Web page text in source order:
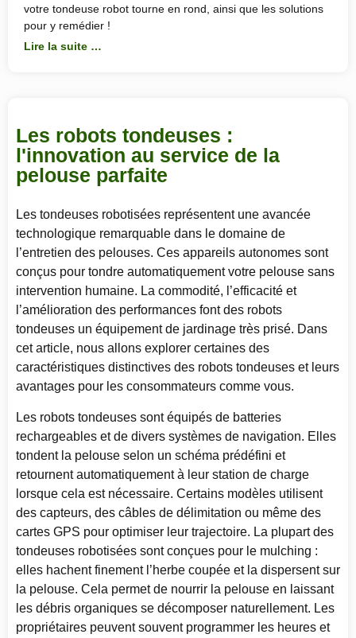
votre tondeuse robot tourne en rond, ainsi que les solutions
pour y remédier !
Lire la suite …
Les robots tondeuses :
l'innovation au service de la
pelouse parfaite
Les tondeuses robotisées représentent une avancée
technologique remarquable dans le domaine de
l’entretien des pelouses. Ces appareils autonomes sont
conçus pour tondre automatiquement votre pelouse sans
intervention humaine. La commodité, l’efficacité et
l’amélioration des performances font des robots
tondeuses un équipement de jardinage très prisé. Dans
cet article, nous allons explorer certaines des
caractéristiques distinctives des robots tondeuses et leurs
avantages pour les consommateurs comme vous.
Les robots tondeuses sont équipés de batteries
rechargeables et de divers systèmes de navigation. Elles
tondent la pelouse selon un schéma prédéfini et
retournent automatiquement à leur station de charge
lorsque cela est nécessaire. Certains modèles utilisent
des capteurs, des câbles de délimitation ou même des
cartes GPS pour optimiser leur trajectoire. La plupart des
tondeuses robotisées sont conçues pour le mulching :
elles hachent finement l’herbe coupée et la dispersent sur
la pelouse. Cela permet de nourrir la pelouse en laissant
les débris organiques se décomposer naturellement. Les
propriétaires peuvent souvent programmer les heures et